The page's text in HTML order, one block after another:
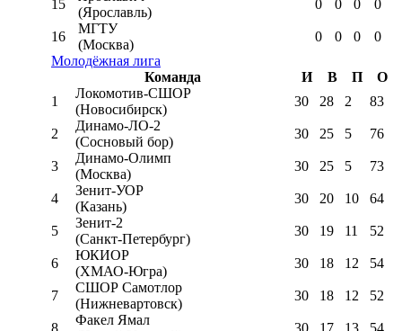
15
(Ярославль)
0 0 0 0
16
МГТУ
(Москва)
0 0 0
0
Молодёжная лига
Команда
И В П
О
1
Локомотив-CШОР
(Новосибирск)
30 28 2 83
2
Динамо-ЛО-2
(Сосновый бор)
30 25 5 76
3
Динамо-Олимп
(Москва)
30 25 5 73
4
Зенит-УОР
(Казань)
30 20 10 64
5
Зенит-2
(Санкт-Петербург)
30 19 11 52
6
ЮКИОР
(ХМАО-Югра)
30 18 12 54
7
СШОР Самотлор
(Нижневартовск)
30 18 12 52
8
Факел Ямал
30 17 13 54